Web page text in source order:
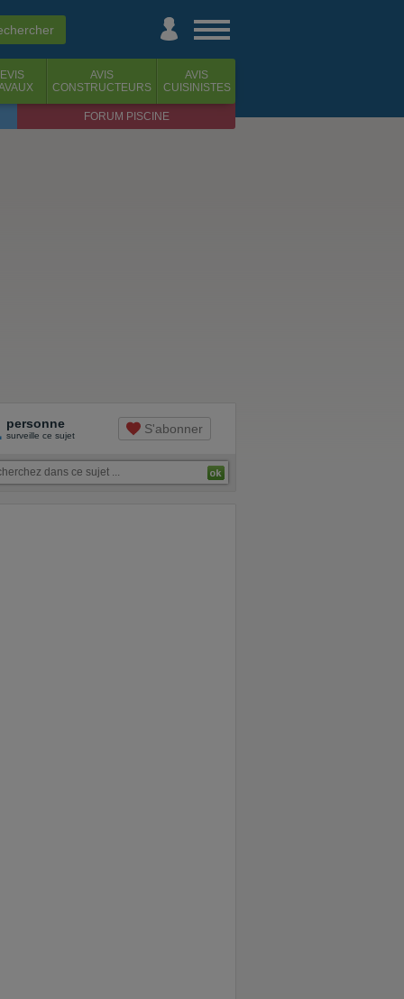
AVIS
CONSTRUCTEURS
AVIS
CUISINISTES
FORUM PISCINE
personne
surveille ce sujet S'abonner